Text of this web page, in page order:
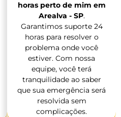
horas perto de mim em
Arealva - SP.
Garantimos suporte 24
horas para resolver o
problema onde você
estiver. Com nossa
equipe, você terá
tranquilidade ao saber
que sua emergência será
resolvida sem
complicações.